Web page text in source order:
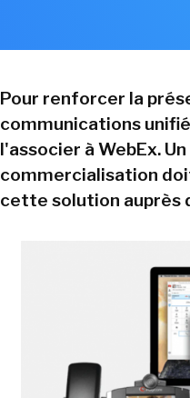
Pour renforcer la
communications
l'associer à WebEx.
commercialisation
cette solution auprès